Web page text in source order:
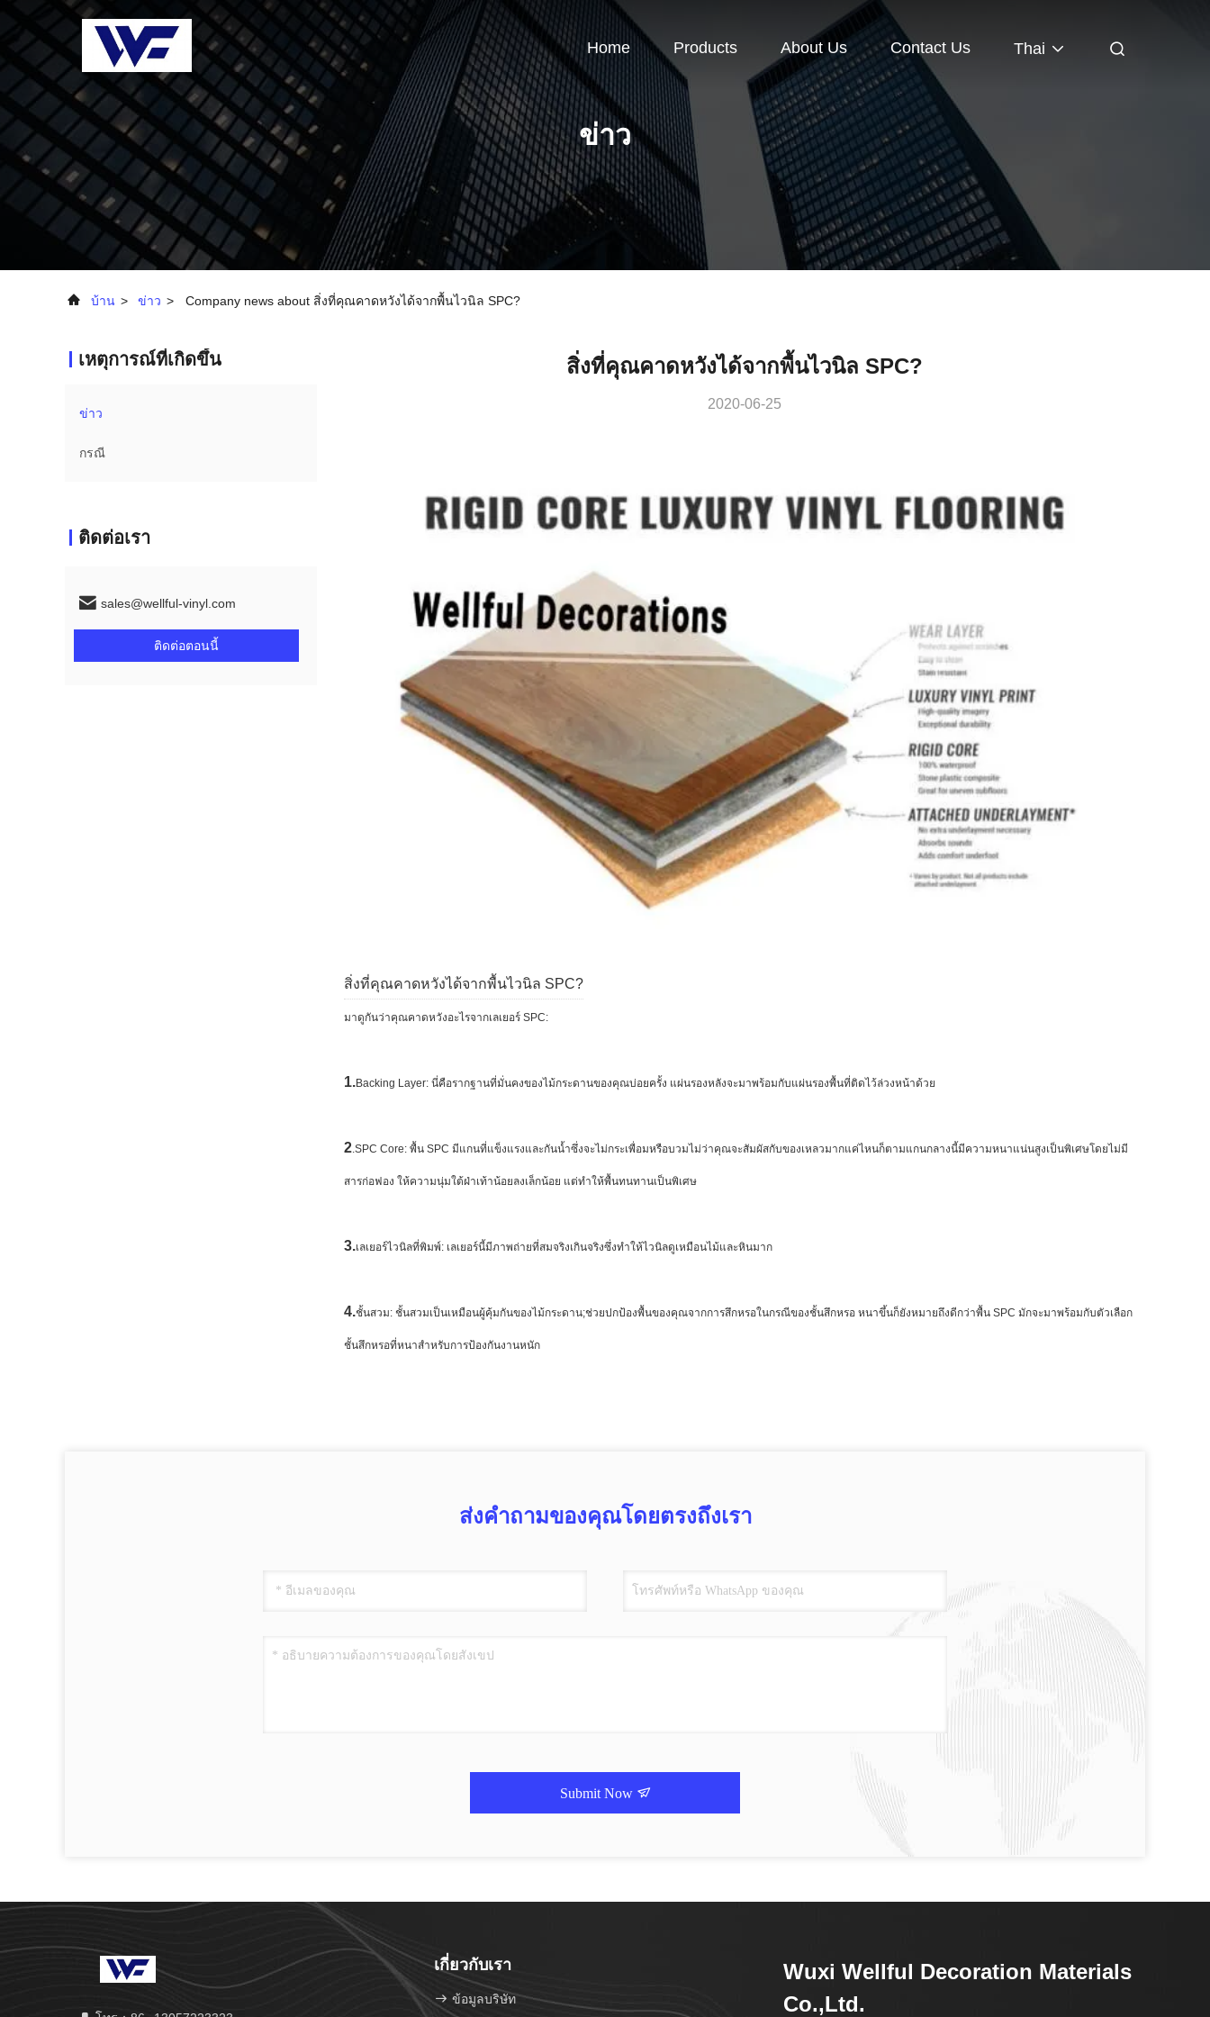
Home Products About Us Contact Us Thai
ข่าว
บ้าน > ข่าว > Company news about สิ่งที่คุณคาดหวังได้จากพื้นไวนิล SPC?
เหตุการณ์ที่เกิดขึ้น
ข่าว
กรณี
ติดต่อเรา
sales@wellful-vinyl.com
ติดต่อตอนนี้
สิ่งที่คุณคาดหวังได้จากพื้นไวนิล SPC?
2020-06-25
สิ่งที่คุณคาดหวังได้จากพื้นไวนิล SPC?
มาดูกันว่าคุณคาดหวังอะไรจากเลเยอร์ SPC:
1.Backing Layer: นี่คือรากฐานที่มั่นคงของไม้กระดานของคุณบ่อยครั้ง แผ่นรองหลังจะมาพร้อมกับแผ่นรองพื้นที่ติดไว้ล่วงหน้าด้วย
2.SPC Core: พื้น SPC มีแกนที่แข็งแรงและกันน้ำซึ่งจะไม่กระเพื่อมหรือบวมไม่ว่าคุณจะสัมผัสกับของเหลวมากแค่ไหนก็ตามแกนกลางนี้มีความหนาแน่นสูงเป็นพิเศษโดยไม่มี
สารก่อฟอง ให้ความนุ่มใต้ฝ่าเท้าน้อยลงเล็กน้อย แต่ทำให้พื้นทนทานเป็นพิเศษ
3.เลเยอร์ไวนิลที่พิมพ์: เลเยอร์นี้มีภาพถ่ายที่สมจริงเกินจริงซึ่งทำให้ไวนิลดูเหมือนไม้และหินมาก
4.ชั้นสวม: ชั้นสวมเป็นเหมือนผู้คุ้มกันของไม้กระดาน;ช่วยปกป้องพื้นของคุณจากการสึกหรอในกรณีของชั้นสึกหรอ หนาขึ้นก็ยังหมายถึงดีกว่าพื้น SPC มักจะมาพร้อมกับตัวเลือก
ชั้นสึกหรอที่หนาสำหรับการป้องกันงานหนัก
ส่งคำถามของคุณโดยตรงถึงเรา
Submit Now
เกี่ยวกับเรา
ข้อมูลบริษัท
Wuxi Wellful Decoration Materials
Co.,Ltd.